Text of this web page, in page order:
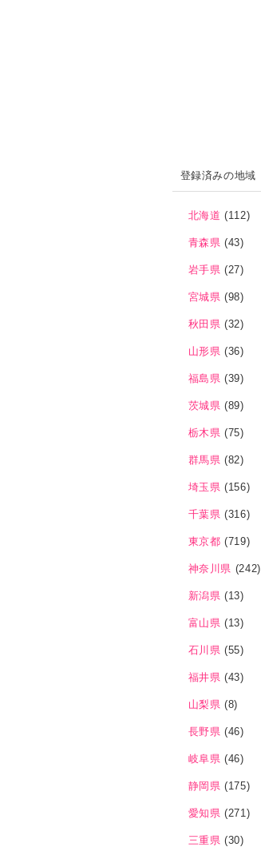
登録済みの地域
北海道 (112)
青森県 (43)
岩手県 (27)
宮城県 (98)
秋田県 (32)
山形県 (36)
福島県 (39)
茨城県 (89)
栃木県 (75)
群馬県 (82)
埼玉県 (156)
千葉県 (316)
東京都 (719)
神奈川県 (242)
新潟県 (13)
富山県 (13)
石川県 (55)
福井県 (43)
山梨県 (8)
長野県 (46)
岐阜県 (46)
静岡県 (175)
愛知県 (271)
三重県 (30)